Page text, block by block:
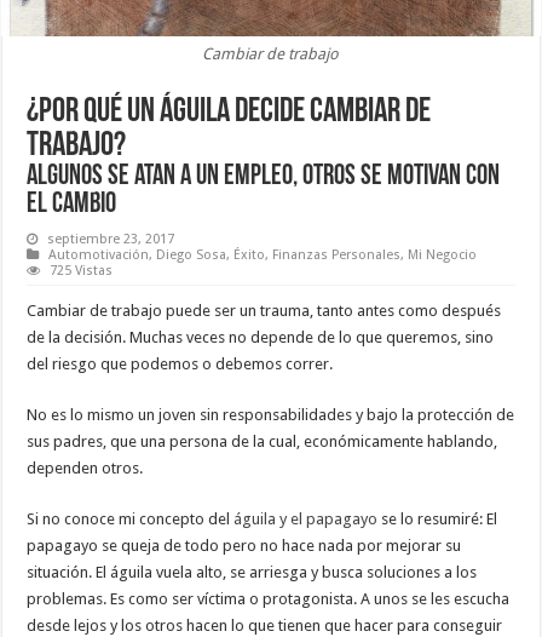
Cambiar de trabajo
¿Por qué un águila decide cambiar de
trabajo?
Algunos se atan a un empleo, otros se motivan con
el cambio
septiembre 23, 2017
Automotivación, Diego Sosa, Éxito, Finanzas Personales, Mi Negocio
725 Vistas
Cambiar de trabajo puede ser un trauma, tanto antes como después
de la decisión. Muchas veces no depende de lo que queremos, sino
del riesgo que podemos o debemos correr.
No es lo mismo un joven sin responsabilidades y bajo la protección de
sus padres, que una persona de la cual, económicamente hablando,
dependen otros.
Si no conoce mi concepto del águila y el papagayo se lo resumiré: El
papagayo se queja de todo pero no hace nada por mejorar su
situación. El águila vuela alto, se arriesga y busca soluciones a los
problemas. Es como ser víctima o protagonista. A unos se les escucha
desde lejos y los otros hacen lo que tienen que hacer para conseguir